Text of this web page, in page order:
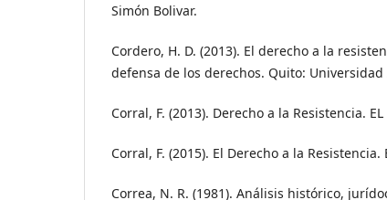
Simón Bolivar.
Cordero, H. D. (2013). El derecho a la
defensa de los derechos. Quito: Universidad
Corral, F. (2013). Derecho a la Resistencia.
Corral, F. (2015). El Derecho a la Resistencia.
Correa, N. R. (1981). Análisis histórico,